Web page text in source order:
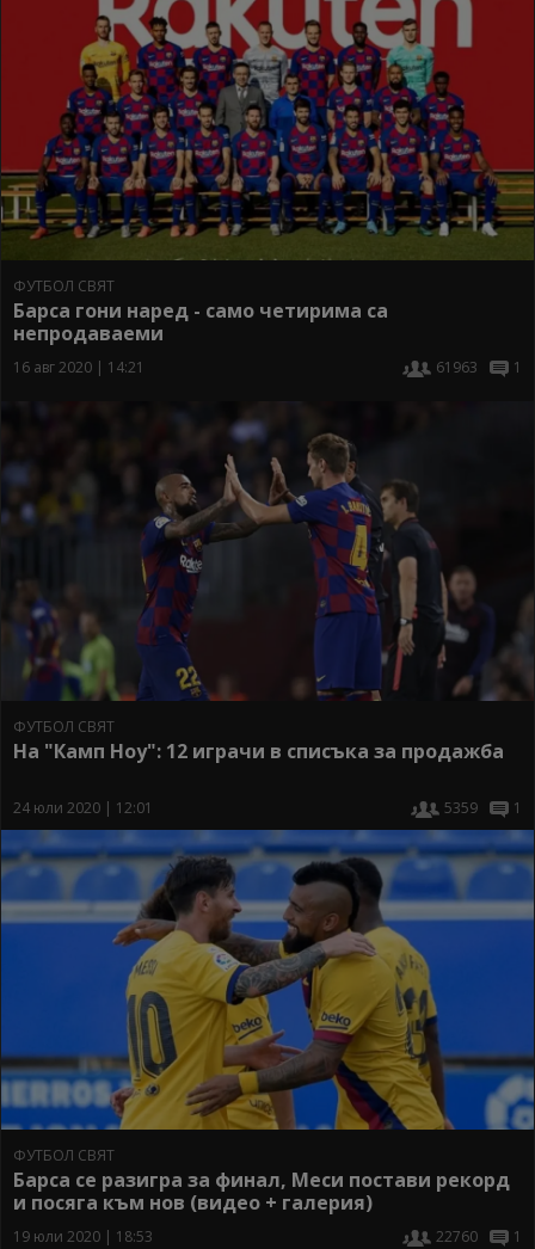
ФУТБОЛ СВЯТ
Барса гони наред - само четирима са
непродаваеми
16 авг 2020 | 14:21 61963 1
ФУТБОЛ СВЯТ
На "Камп Ноу": 12 играчи в списъка за продажба
24 юли 2020 | 12:01 5359 1
ФУТБОЛ СВЯТ
Барса се разигра за финал, Меси постави рекорд
и посяга към нов (видео + галерия)
19 юли 2020 | 18:53 22760 1